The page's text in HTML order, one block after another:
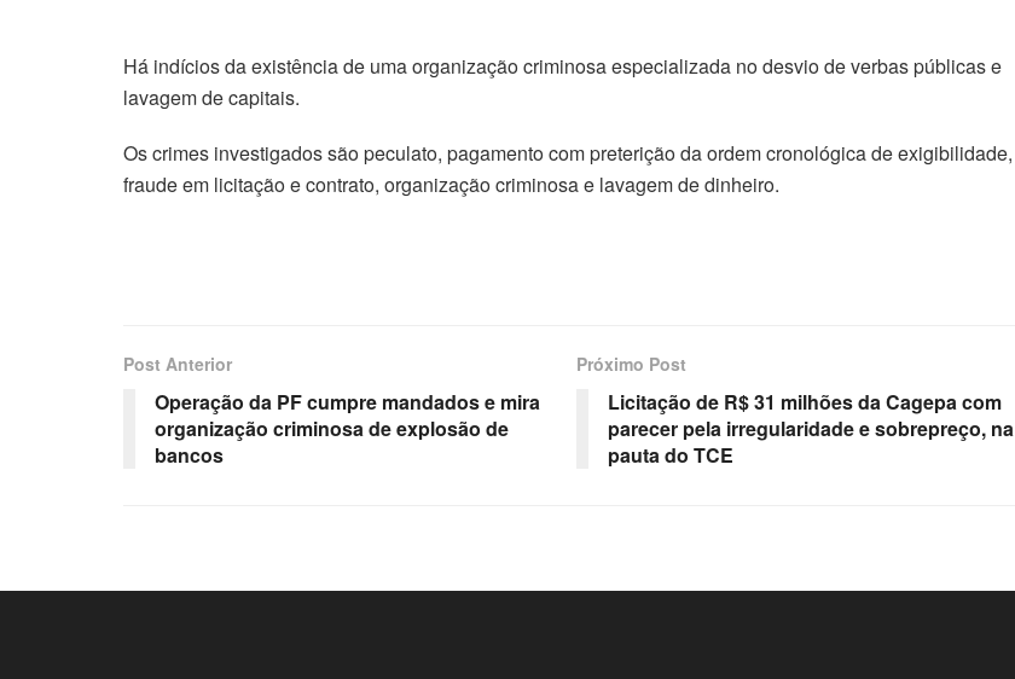
Há indícios da existência de uma organização criminosa especializada no desvio de verbas públicas e
lavagem de capitais.
Os crimes investigados são peculato, pagamento com preterição da ordem cronológica de exigibilidade,
fraude em licitação e contrato, organização criminosa e lavagem de dinheiro.
Post Anterior
Operação da PF cumpre mandados e mira
organização criminosa de explosão de
bancos
Próximo Post
Licitação de R$ 31 milhões da Cagepa com
parecer pela irregularidade e sobrepreço, na
pauta do TCE